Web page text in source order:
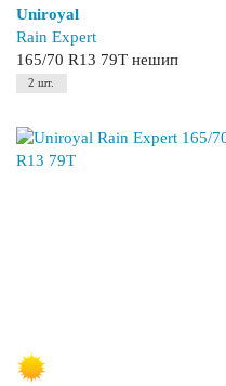
Uniroyal
Rain Expert
165/70 R13 79T нешип
2 шт.